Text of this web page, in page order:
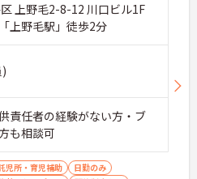
上野毛2-8-12 川口ビル1F
上野毛駅」徒歩2分
責任者の経験がない方・ブ
も相談可
児所・育児補助
日勤のみ